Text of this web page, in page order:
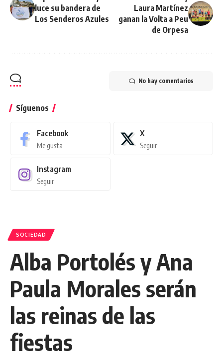
luce su bandera de
Los Senderos Azules
Laura Martínez
ganan la Volta a Peu
de Orpesa
No hay comentarios
Síguenos
Facebook
Me gusta
X
Seguir
Instagram
Seguir
SOCIEDAD
Alba Portolés y Ana
Paula Morales serán
las reinas de las
fiestas